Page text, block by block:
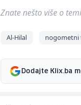
Znate nešto više o
Al-Hilal nogometni
Dodajte Klix.ba